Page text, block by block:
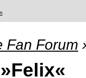
Fan Forum